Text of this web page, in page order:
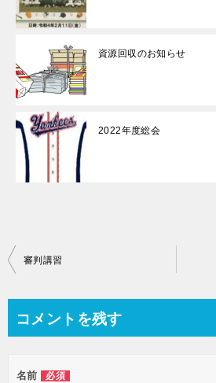
資源回収のお知らせ
2022年度総会
投
ビ
審判講習
コメントを残す
名前 必須